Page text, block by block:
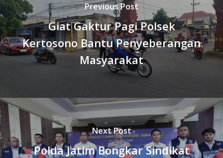
Previous Post
Giat Gaktur Pagi Polsek
Kertosono Bantu Penyeberangan
Masyarakat
Next Post
Polda Jatim Bongkar Sindikat